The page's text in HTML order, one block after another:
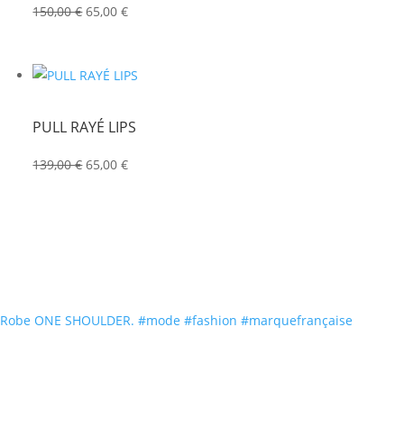
150,00€Le
était :
65,00€Le
est :
PULL RAYÉ LIPS
139,00€Le
65,00€Le
Robe ONE SHOULDER. #mode #fashion #marquefrançaise